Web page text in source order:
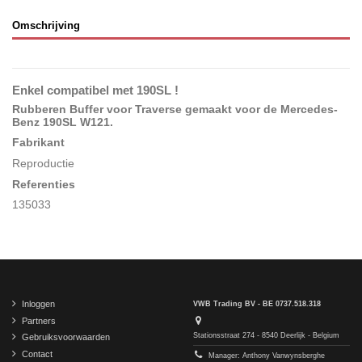
Omschrijving
Enkel compatibel met 190SL !
Rubberen Buffer voor Traverse gemaakt voor de Mercedes-
Benz 190SL W121.
Fabrikant
Reproductie
Referenties
135033
Inloggen
Partners
Gebruiksvoorwaarden
Contact
VWB Trading BV - BE 0737.518.318
Stationsstraat 274 - 8540 Deerlijk - Belgium
Manager: Anthony Vanwynsberghe